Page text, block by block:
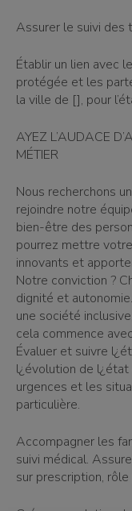
Assurer le suivi des
Établir un lien avec
protégée et les
la ville de [], pour
AYEZ L’AUDACE
MÉTIER
Nous recherchons
rejoindre notre
bien-être des
pourrez mettre
innovants et
Notre conviction ?
dignité et
une société
cela commence
Évaluer et suivre
l¿évolution de
urgences et les
particulière.
Accompagner les
suivi médical.
sur prescription, rôle